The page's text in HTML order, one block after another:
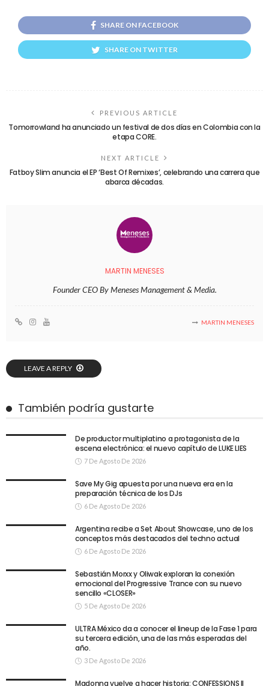
SHARE ON FACEBOOK
SHARE ON TWITTER
PREVIOUS ARTICLE
Tomorrowland ha anunciado un festival de dos días en Colombia con la
etapa CORE.
NEXT ARTICLE
Fatboy Slim anuncia el EP ‘Best Of Remixes’, celebrando una carrera que
abarca décadas.
MARTIN MENESES
Founder CEO By Meneses Management & Media.
MARTIN MENESES
LEAVE A REPLY
También podría gustarte
De productor multiplatino a protagonista de la
escena electrónica: el nuevo capítulo de LUKE LIES
7 De Agosto De 2026
Save My Gig apuesta por una nueva era en la
preparación técnica de los DJs
6 De Agosto De 2026
Argentina recibe a Set About Showcase, uno de los
conceptos más destacados del techno actual
6 De Agosto De 2026
Sebastián Morxx y Oliwak exploran la conexión
emocional del Progressive Trance con su nuevo
sencillo «CLOSER»
5 De Agosto De 2026
ULTRA México da a conocer el lineup de la Fase 1 para
su tercera edición, una de las más esperadas del
año.
3 De Agosto De 2026
Madonna vuelve a hacer historia: CONFESSIONS II